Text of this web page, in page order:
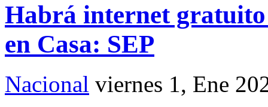
Habrá internet gratuito
en Casa: SEP
Nacional viernes 1, Ene